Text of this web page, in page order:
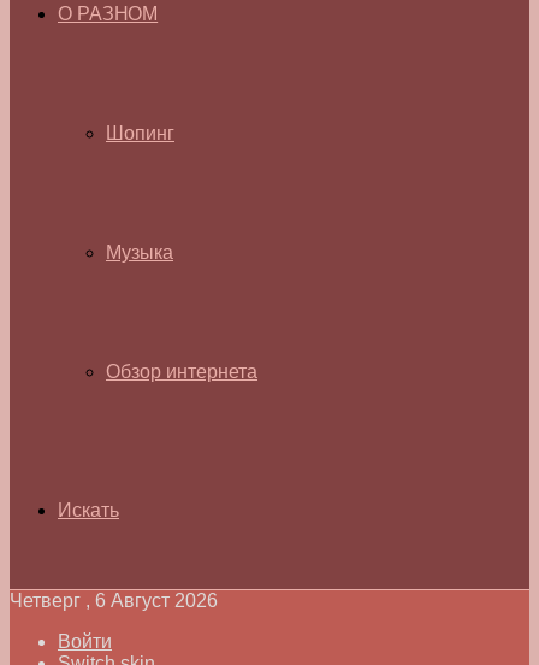
О РАЗНОМ
Шопинг
Музыка
Обзор интернета
Искать
Четверг , 6 Август 2026
Войти